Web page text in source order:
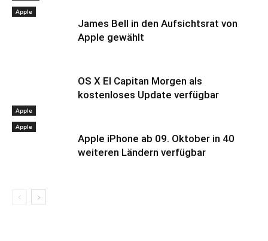
Apple
James Bell in den Aufsichtsrat von
Apple gewählt
Apple
OS X El Capitan Morgen als
kostenloses Update verfügbar
Apple
Apple iPhone ab 09. Oktober in 40
weiteren Ländern verfügbar